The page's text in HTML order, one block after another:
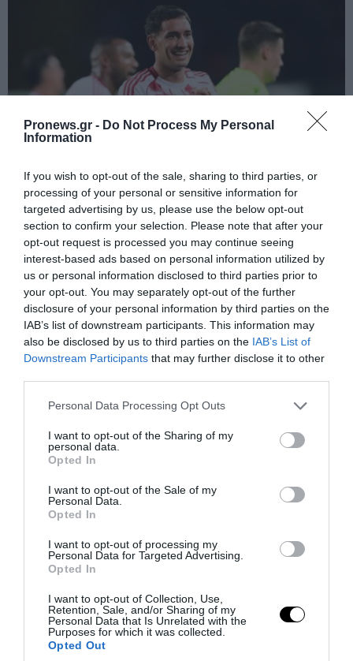
Pronews.gr - Do Not Process My Personal
Information
If you wish to opt-out of the sale, sharing to third parties, or
processing of your personal or sensitive information for
targeted advertising by us, please use the below opt-out
section to confirm your selection. Please note that after your
opt-out request is processed you may continue seeing
interest-based ads based on personal information utilized by
us or personal information disclosed to third parties prior to
your opt-out. You may separately opt-out of the further
disclosure of your personal information by third parties on the
IAB’s list of downstream participants. This information may
also be disclosed by us to third parties on the IAB’s List of
Downstream Participants that may further disclose it to other
Please note that this website/app uses one or more Google
not limited to your visit or usage behaviour. You may click to
grant or deny consent to Google and its third-party tags to
use your data for below specified purposes in below Google
consent section.
Personal Data Processing Opt Outs
I want to opt-out of the Sharing of my
personal data.
Opted In
I want to opt-out of the Sale of my
Personal Data.
Opted In
I want to opt-out of processing my
Personal Data for Targeted Advertising.
Opted In
I want to opt-out of Collection, Use,
Retention, Sale, and/or Sharing of my
Personal Data that Is Unrelated with the
Purposes for which it was collected.
Opted Out
PRONEWS.GR /ΕΛΛΗΝΙΚΟ ΠΟΔΟΣΦΑΙΡΟ
Ολυμπιακός: Η αποστολή με τη
Ναϊμέγκεν με μια μεγάλη έκπληξη
03.08.2026 | 21:22
PRONEWS.GR /ΕΛΛΗΝΙΚΟ ΠΟΔΟΣΦΑΙΡΟ
άσο της ΑΕΚ – Αγωνίστηκε 4,5 χρόνια με
τους «κίτρινομαυρους»
02.08.2026 | 21:28